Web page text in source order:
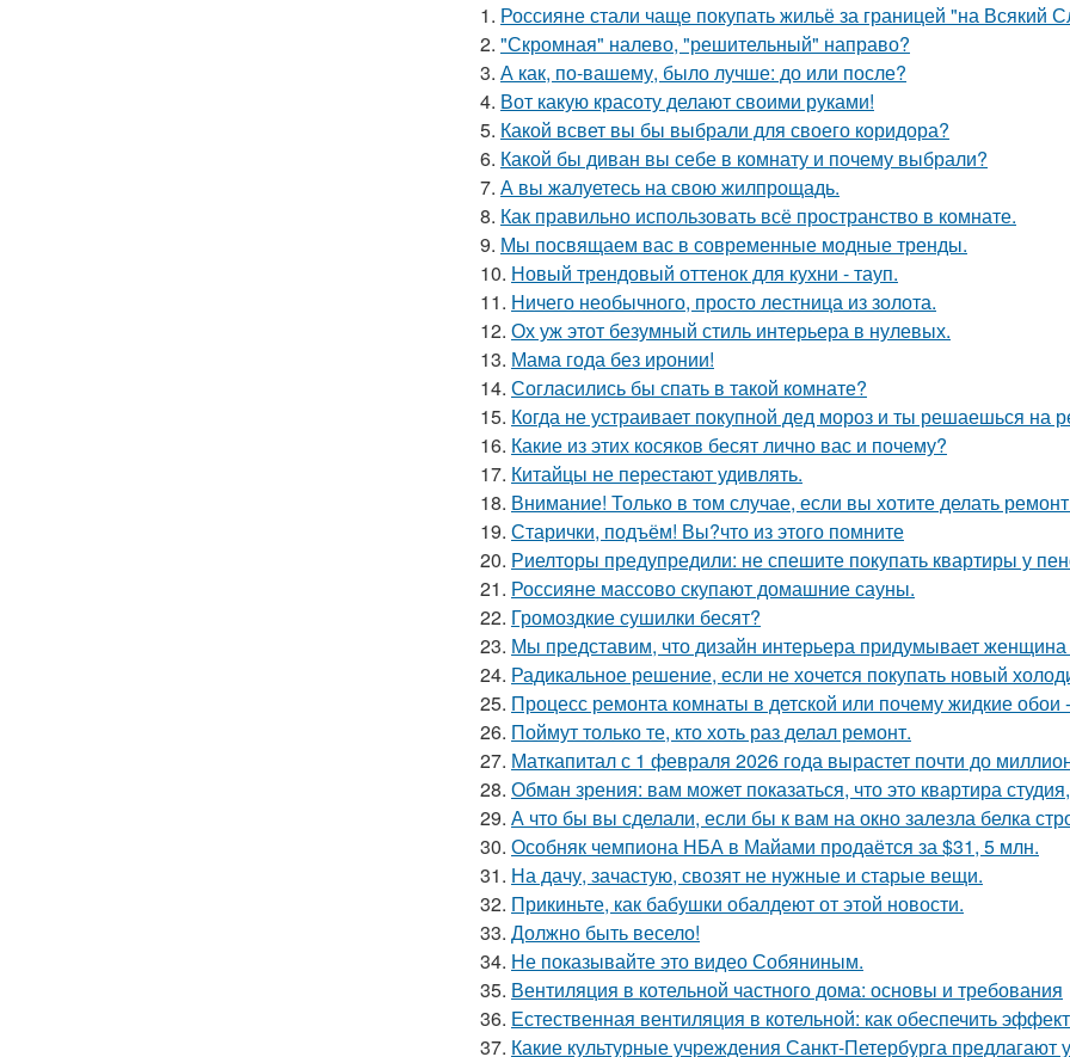
1. Россияне стали чаще покупать жильё за границей "на Всякий
2. "Скромная" налево, "решительный" направо?
3. А как, по-вашему, было лучше: до или после?
4. Вот какую красоту делают своими руками!
5. Какой всвет вы бы выбрали для своего коридора?
6. Какой бы диван вы себе в комнату и почему выбрали?
7. А вы жалуетесь на свою жилпрощадь.
8. Как правильно использовать всё пространство в комнате.
9. Мы посвящаем вас в современные модные тренды.
10. Новый трендовый оттенок для кухни - тауп.
11. Ничего необычного, просто лестница из золота.
12. Ох уж этот безумный стиль интерьера в нулевых.
13. Мама года без иронии!
14. Согласились бы спать в такой комнате?
15. Когда не устраивает покупной дед мороз и ты решаешься на
16. Какие из этих косяков бесят лично вас и почему?
17. Китайцы не перестают удивлять.
18. Внимание! Только в том случае, если вы хотите делать
19. Старички, подъём! Вы?что из этого помните
20. Риелторы предупредили: не спешите покупать квартиры у
21. Россияне массово скупают домашние сауны.
22. Громоздкие сушилки бесят?
23. Мы представим, что дизайн интерьера придумывает
24. Радикальное решение, если не хочется покупать новый
25. Процесс ремонта комнаты в детской или почему жидкие обои
26. Поймут только те, кто хоть раз делал ремонт.
27. Маткапитал с 1 февраля 2026 года вырастет почти до
28. Обман зрения: вам может показаться, что это квартира
29. А что бы вы сделали, если бы к вам на окно залезла белка
30. Особняк чемпиона НБА в Майами продаётся за $31, 5 млн.
31. На дачу, зачастую, свозят не нужные и старые вещи.
32. Прикиньте, как бабушки обалдеют от этой новости.
33. Должно быть весело!
34. Не показывайте это видео Собяниным.
35. Вентиляция в котельной частного дома: основы и требования
36. Естественная вентиляция в котельной: как обеспечить
37. Какие культурные учреждения Санкт-Петербурга предлагают